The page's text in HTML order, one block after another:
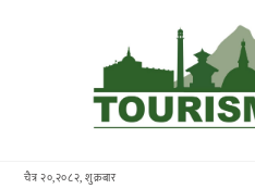
चैत्र २०,२०८२, शुक्रबार